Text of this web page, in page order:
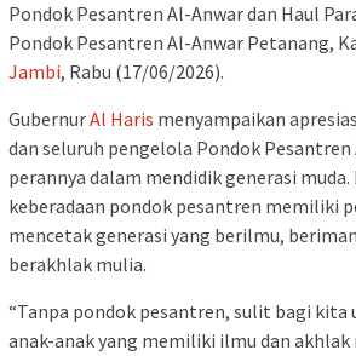
Pondok Pesantren Al-Anwar dan Haul
Pondok Pesantren Al-Anwar Petanang,
Jambi, Rabu (17/06/2026).
GubernurAl Haris menyampaikan
dan seluruh pengelola Pondok Pesantren
perannya dalam mendidik generasi
keberadaan pondok pesantren memiliki
mencetak generasi yang berilmu,
berakhlak mulia.
“Tanpa pondok pesantren, sulit bagi kita
anak-anak yang memiliki ilmu dan akhlak